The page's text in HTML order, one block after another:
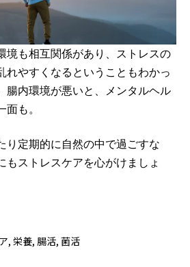
境も相互関係があり、ストレスの
れやすくなるということもわかっ
腸内環境が悪いと、メンタルヘル
も。
り定期的に自然の中で過ごすな
もストレスケアを心がけましょ
, 栄養, 腸活, 菌活